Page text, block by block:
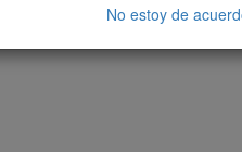
No estoy de